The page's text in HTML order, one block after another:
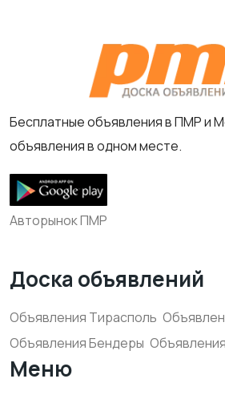
Бесплатные объявления в ПМР и
объявления в одном месте.
Авторынок ПМР
Доска объявлений
Объявления Тирасполь
Объявления Бендеры
Меню